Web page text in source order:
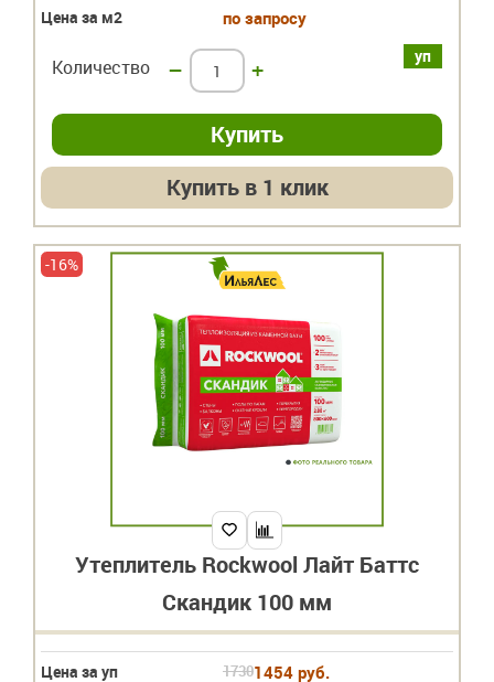
Цена за м2 по запросу
уп
Количество – +
Купить в 1 клик
-16%
Утеплитель Rockwool Лайт Баттс
Скандик 100 мм
Цена за уп 17301454 руб.